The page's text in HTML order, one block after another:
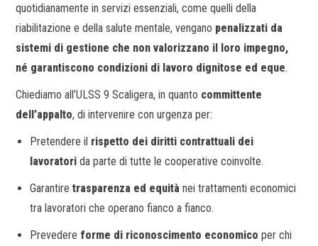
quotidianamente in servizi essenziali, come quelli della
riabilitazione e della salute mentale, vengano penalizzati da
sistemi di gestione che non valorizzano il loro impegno,
né garantiscono condizioni di lavoro dignitose ed eque.
Chiediamo all’ULSS 9 Scaligera, in quanto committente
dell’appalto, di intervenire con urgenza per:
Pretendere il rispetto dei diritti contrattuali dei
lavoratori da parte di tutte le cooperative coinvolte.
Garantiretrasparenza ed equità nei trattamenti economici
tra lavoratori che operano fianco a fianco.
Prevedere forme di riconoscimento economico per chi